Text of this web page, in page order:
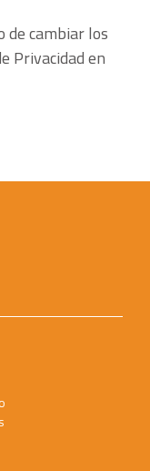
de cambiar los
Privacidad en